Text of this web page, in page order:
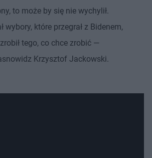
to może by się nie wychylił.
wybory, które przegrał z Bidenem,
tego, co chce zrobić —
Krzysztof Jackowski.